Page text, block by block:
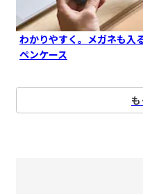
わかりやすく。メガネも入
ペンケース